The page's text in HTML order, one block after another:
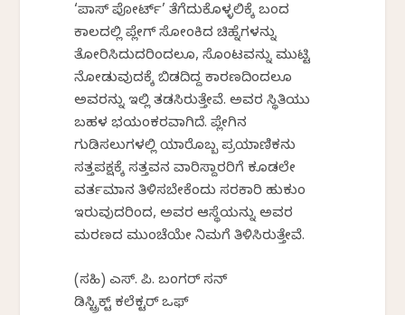
‘ಪಾಸ್ ಪೋರ್ಟ್’ ತೆಗೆದುಕೊಳ್ಳಲಿಕ್ಕೆ ಬಂದ
ಕಾಲದಲ್ಲಿ ಪ್ಲೇಗ್ ಸೋಂಕಿದ ಚಿಹ್ನೆಗಳನ್ನು
ತೋರಿಸಿದುದರಿಂದಲೂ, ಸೊಂಟವನ್ನು ಮುಟ್ಟಿ
ನೋಡುವುದಕ್ಕೆ ಬಿಡದಿದ್ದ ಕಾರಣದಿಂದಲೂ
ಅವರನ್ನು ಇಲ್ಲಿ ತಡಸಿರುತ್ತೇವೆ. ಅವರ ಸ್ಥಿತಿಯು
ಬಹಳ ಭಯಂಕರವಾಗಿದೆ. ಪ್ಲೇಗಿನ
ಗುಡಿಸಲುಗಳಲ್ಲಿ ಯಾರೊಬ್ಬ ಪ್ರಯಾಣಿಕನು
ಸತ್ತಪಕ್ಷಕ್ಕೆ ಸತ್ತವನ ವಾರಿಸ್ದಾರರಿಗೆ ಕೂಡಲೇ
ವರ್ತಮಾನ ತಿಳಿಸಬೇಕೆಂದು ಸರಕಾರಿ ಹುಕುಂ
ಇರುವುದರಿಂದ, ಅವರ ಆಸ್ಥೆಯನ್ನು ಅವರ
ಮರಣದ ಮುಂಚೆಯೇ ನಿಮಗೆ ತಿಳಿಸಿರುತ್ತೇವೆ.
(ಸಹಿ) ಎಸ್. ಪಿ. ಬಂಗರ್ ಸನ್
ಡಿಸ್ಟ್ರಿಕ್ಟ್ ಕಲೆಕ್ಟರ್ ಒಫ್